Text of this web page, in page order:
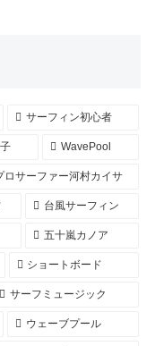
サーフィン初心者
WavePool
ロサーファー河村カイサ
台風サーフィン
五十嵐カノア
ショートボード
サーフミュージック
ウェーブプール